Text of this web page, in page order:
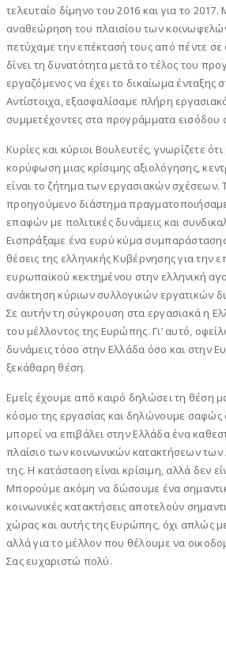
τελευταίο δίμηνο του 2016 και για το
αναθεώρηση του πλαισίου των
πετύχαμε την επέκτασή τους από πέντε σε
δίνει τη δυνατότητα μετά το τέλος του
εργαζόμενος να έχει το δικαίωμα ένταξης
Αντίστοιχα, εξασφαλίσαμε πλήρη
συμμετέχοντες στα προγράμματα εισόδου
Κυρίες και κύριοι Βουλευτές, γνωρίζετε
κορύφωση μιας κρίσιμης αξιολόγησης,
είναι το ζήτημα των εργασιακών σχέσεων.
προηγούμενο διάστημα
επαφών με πολιτικές δυνάμεις και
Εισπράξαμε ένα ευρύ κύμα συμπαράστασης
θέσεις της ελληνικής Κυβέρνησης για την
ευρωπαϊκού κεκτημένου στην ελληνική
ανάκτηση κύριων συλλογικών εργατικών
Σε αυτήν τη σύγκρουση στα εργασιακά η
του μέλλοντος της Ευρώπης. Γι’ αυτό,
δυνάμεις τόσο στην Ελλάδα όσο και στην
ξεκάθαρη θέση.
Εμείς έχουμε από καιρό δηλώσει τη θέση
κόσμο της εργασίας και δηλώνουμε
μπορεί να επιβάλει στην Ελλάδα ένα
πλαίσιο των κοινωνικών κατακτήσεων των
της. Η κατάσταση είναι κρίσιμη, αλλά δεν
Μπορούμε ακόμη να δώσουμε ένα
κοινωνικές κατακτήσεις αποτελούν
χώρας και αυτής της Ευρώπης, όχι απλώς
αλλά για το μέλλον που θέλουμε να
Σας ευχαριστώ πολύ.